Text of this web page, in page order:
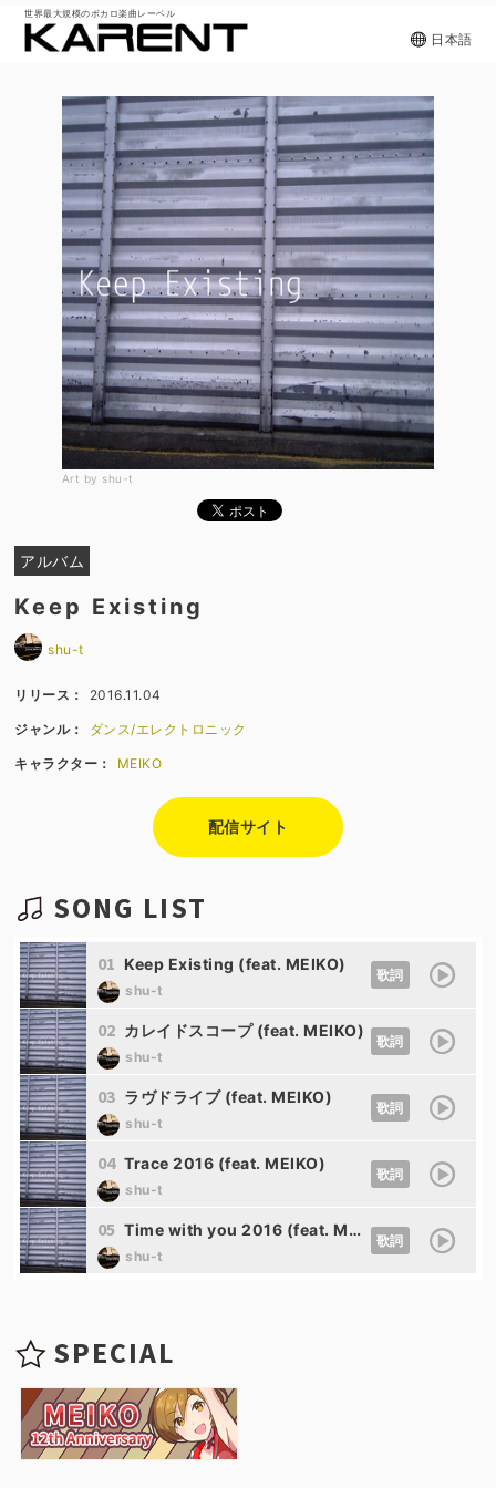
世界最大規模のボカロ楽曲レーベル
日本語
Art by shu-t
アルバム
Keep Existing
shu-t
リリース： 2016.11.04
ジャンル： ダンス/エレクトロニック
キャラクター： MEIKO
配信サイト
SONG LIST
01 Keep Existing (feat. MEIKO)
shu-t
歌詞
02 カレイドスコープ (feat. MEIKO)
shu-t
歌詞
03 ラヴドライブ (feat. MEIKO)
shu-t
歌詞
04 Trace 2016 (feat. MEIKO)
shu-t
歌詞
05 Time with you 2016 (feat. MEIKO)
shu-t
歌詞
SPECIAL